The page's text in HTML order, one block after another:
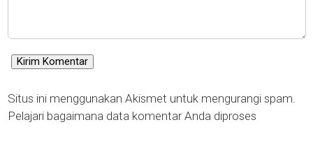
Situs ini menggunakan Akismet untuk mengurangi spam.
Pelajari bagaimana data komentar Anda diproses